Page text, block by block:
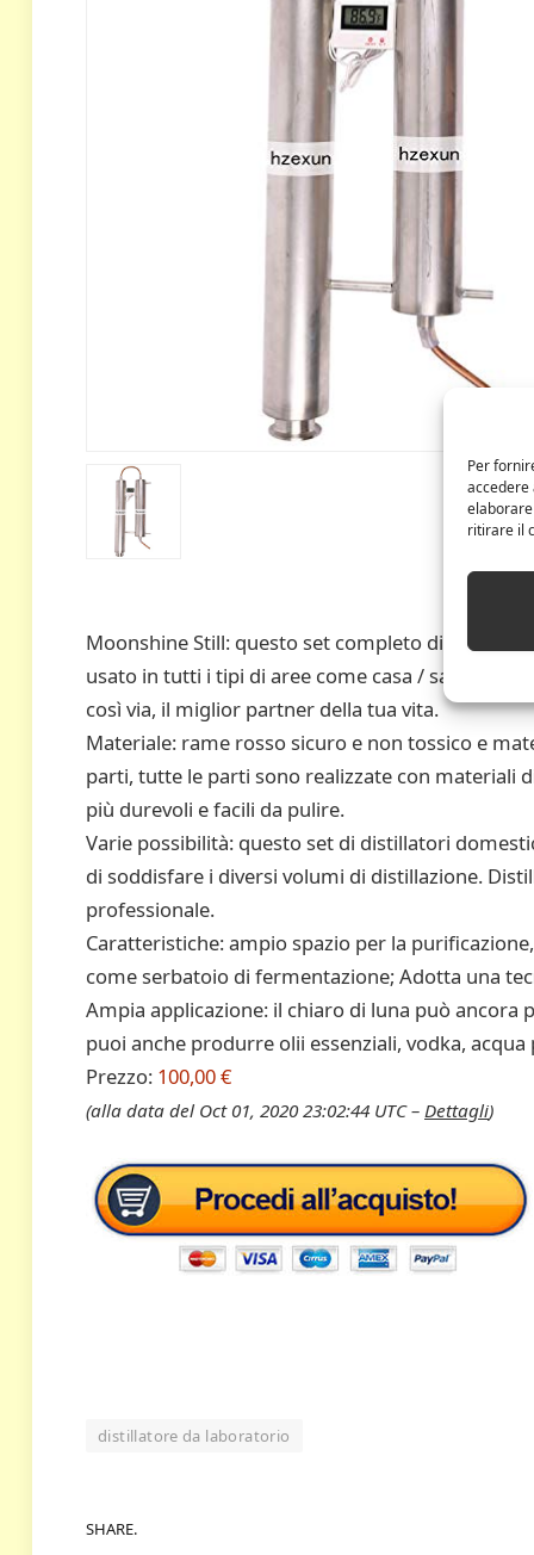
Per
accedere
ritirare il
Moonshine Still: questo set completo di
usato in tutti i tipi di aree come casa / salone di
così via, il miglior partner della tua vita.
Materiale: rame rosso sicuro e non tossico e
parti, tutte le parti sono realizzate con materiali
più durevoli e facili da pulire.
Varie possibilità: questo set di distillatori
di soddisfare i diversi volumi di distillazione.
professionale.
Caratteristiche: ampio spazio per la
come serbatoio di fermentazione; Adotta una
Ampia applicazione: il chiaro di luna può
puoi anche produrre olii essenziali, vodka,
Prezzo: 100,00 €
(alla data del Oct 01, 2020 23:02:44 UTC – Dettagli)
distillatore da laboratorio
SHARE.